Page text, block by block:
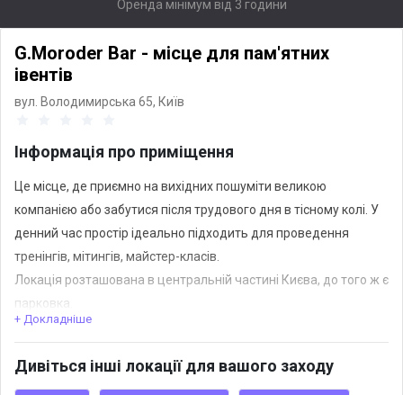
Оренда мінімум від 3 години
G.Moroder Bar - місце для пам'ятних
івентів
вул. Володимирська 65, Київ
Інформація про приміщення
Це місце, де приємно на вихідних пошуміти великою
компанією або забутися після трудового дня в тісному колі. У
денний час простір ідеально підходить для проведення
тренінгів, мітингів, майстер-класів.
Локація розташована в центральній частині Києва, до того ж є
парковка.
Кава-брейки, елітний алкоголь за помірною ціною як
+ Докладніше
Дивіться інші локації для вашого заходу